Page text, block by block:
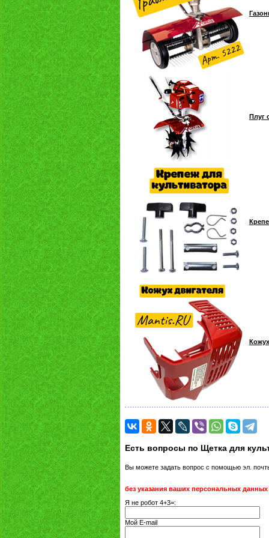
Плуг
Есть вопросы по Щетка для
Вы можете задать вопрос с помощью эл.
без указания ваших персональных данных
Я не робот 4+3=:
Мой E-mail